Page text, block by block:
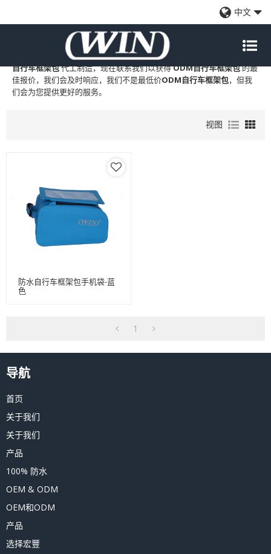
中文
ODM自行车框架包的专业中国制造商和供应商，我们提供定制
ODM自行车框架包工厂、自有品牌ODM自行车框架包
自行车框架包代工制造，现在联系我们以获得ODM自行车框架包的最
佳报价，我们会及时响应，我们不是最低价ODM自行车框架包，但我
们会为您提供更好的服务。
视图
防水自行车框架包手机袋-蓝
色
1
导航
首页
关于我们
关于我们
产品
100% 防水
OEM & ODM
OEM和ODM
产品
选择宏豐